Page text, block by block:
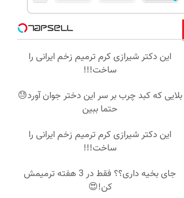
این دکتر شیرازی کرم ترمیم زخم ایرانی را
ساخت!!!
بلایی که کبد چرب بر سر این دختر جوان آورد😓
حتما ببین
این دکتر شیرازی کرم ترمیم زخم ایرانی را
ساخت!!!
جای بخیه داری؟؟ فقط در 3 هفته ترمیمش
کن!😍